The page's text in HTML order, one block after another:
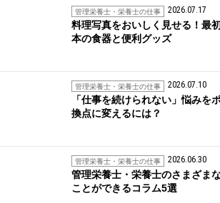
管理栄養士・栄養士の仕事 2026.07.17
料理写真をおいしく見せる！最
本の食器と便利グッズ
管理栄養士・栄養士の仕事 2026.07.10
「仕事を続けられない」悩みを
換点に変えるには？
管理栄養士・栄養士の仕事 2026.06.30
管理栄養士・栄養士のさまざま
ことができるコラム5選